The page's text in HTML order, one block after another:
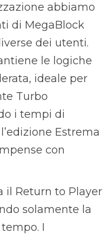
abbiamo
di MegaBlock
dei utenti.
le logiche
ideale per
Turbo
i tempi di
Estrema
con
il Return to Player
solamente la
I